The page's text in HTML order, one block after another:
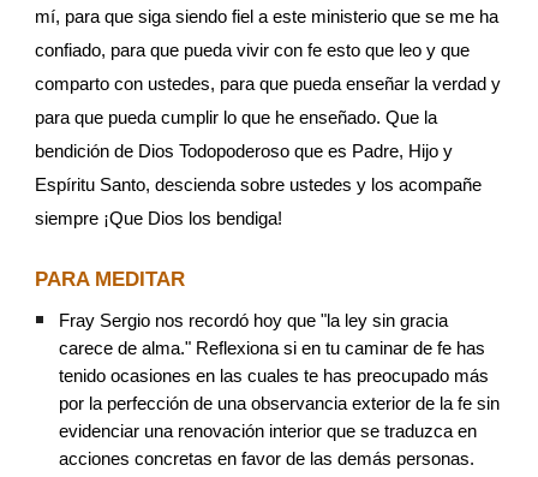
mí, para que siga siendo fiel a este ministerio que se me ha
confiado, para que pueda vivir con fe esto que leo y que
comparto con ustedes, para que pueda enseñar la verdad y
para que pueda cumplir lo que he enseñado. Que la
bendición de Dios Todopoderoso que es Padre, Hijo y
Espíritu Santo, descienda sobre ustedes y los acompañe
siempre ¡Que Dios los bendiga!
PARA MEDITAR
Fray Sergio nos recordó hoy que "la ley sin gracia
carece de alma." Reflexiona si en tu caminar de fe has
tenido ocasiones en las cuales te has preocupado más
por la perfección de una observancia exterior de la fe sin
evidenciar una renovación interior que se traduzca en
acciones concretas en favor de las demás personas.